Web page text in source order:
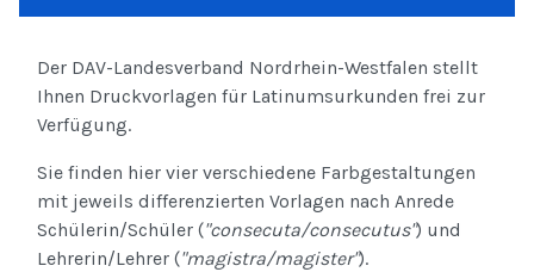
Der DAV-Landesverband Nordrhein-Westfalen stellt
Ihnen Druckvorlagen für Latinumsurkunden frei zur
Verfügung.
Sie finden hier vier verschiedene Farbgestaltungen
mit jeweils differenzierten Vorlagen nach Anrede
Schülerin/Schüler ("consecuta/consecutus") und
Lehrerin/Lehrer ("magistra/magister").